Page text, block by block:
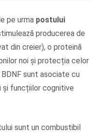
pe urma postului
producerea de
din creier), o proteină
noi și protecția celor
sunt asociate cu
și funcțiilor cognitive
sunt un combustibil